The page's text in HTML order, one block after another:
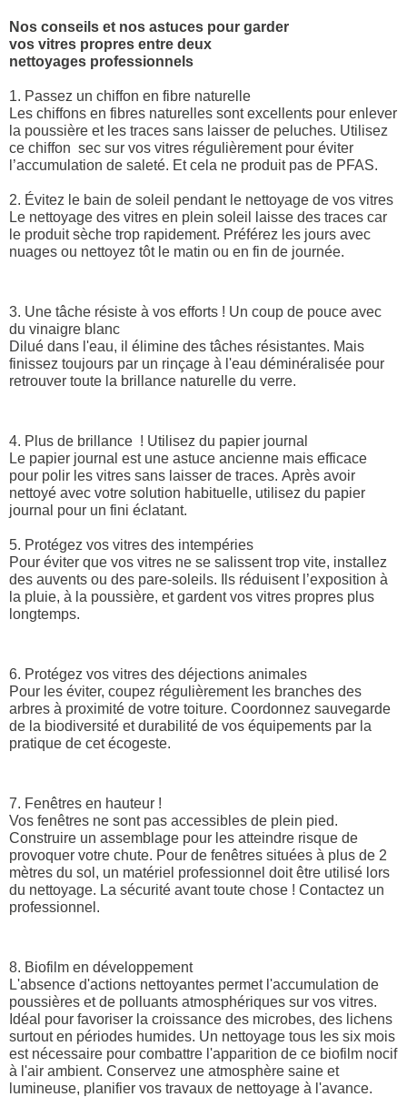
Nos conseils et nos astuces pour garder
vos vitres propres entre deux
nettoyages professionnels
1. Passez un chiffon en fibre naturelle
Les chiffons en fibres naturelles sont excellents pour enlever
la poussière et les traces sans laisser de peluches. Utilisez
ce chiffon sec sur vos vitres régulièrement pour éviter
l’accumulation de saleté. Et cela ne produit pas de PFAS.
2. Évitez le bain de soleil pendant le nettoyage de vos vitres
Le nettoyage des vitres en plein soleil laisse des traces car
le produit sèche trop rapidement. Préférez les jours avec
nuages ou nettoyez tôt le matin ou en fin de journée.
3. Une tâche résiste à vos efforts ! Un coup de pouce avec
du vinaigre blanc
Dilué dans l'eau, il élimine des tâches résistantes. Mais
finissez toujours par un rinçage à l'eau déminéralisée pour
retrouver toute la brillance naturelle du verre.
4. Plus de brillance ! Utilisez du papier journal
Le papier journal est une astuce ancienne mais efficace
pour polir les vitres sans laisser de traces. Après avoir
nettoyé avec votre solution habituelle, utilisez du papier
journal pour un fini éclatant.
5. Protégez vos vitres des intempéries
Pour éviter que vos vitres ne se salissent trop vite, installez
des auvents ou des pare-soleils. Ils réduisent l’exposition à
la pluie, à la poussière, et gardent vos vitres propres plus
longtemps.
6. Protégez vos vitres des déjections animales
Pour les éviter, coupez régulièrement les branches des
arbres à proximité de votre toiture. Coordonnez sauvegarde
de la biodiversité et durabilité de vos équipements par la
pratique de cet écogeste.
7. Fenêtres en hauteur !
Vos fenêtres ne sont pas accessibles de plein pied.
Construire un assemblage pour les atteindre risque de
provoquer votre chute. Pour de fenêtres situées à plus de 2
mètres du sol, un matériel professionnel doit être utilisé lors
du nettoyage. La sécurité avant toute chose ! Contactez un
professionnel.
8. Biofilm en développement
L'absence d'actions nettoyantes permet l'accumulation de
poussières et de polluants atmosphériques sur vos vitres.
Idéal pour favoriser la croissance des microbes, des lichens
surtout en périodes humides. Un nettoyage tous les six mois
est nécessaire pour combattre l'apparition de ce biofilm nocif
à l'air ambient. Conservez une atmosphère saine et
lumineuse, planifier vos travaux de nettoyage à l'avance.